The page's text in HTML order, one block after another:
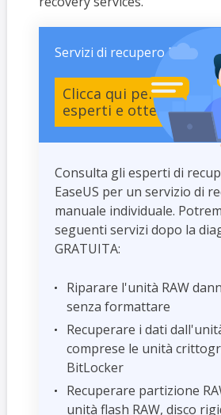
Servizi di recupero RAW di
Clicca qui per
esperti e ottenere le
Consulta gli esperti di
EaseUS per un servizio di
manuale individuale.
seguenti servizi dopo la
GRATUITA:
Riparare l'unità RAW
senza formattare
Recuperare i dati
comprese le unità
BitLocker
Recuperare partizione
unità flash RAW, disco